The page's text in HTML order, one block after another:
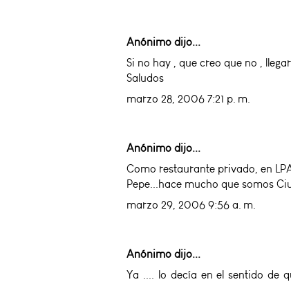
Anónimo dijo...
Si no hay , que creo que no ,
Saludos
marzo 28, 2006 7:21 p. m.
Anónimo dijo...
Como restaurante privado, en
Pepe...hace mucho que somos
marzo 29, 2006 9:56 a. m.
Anónimo dijo...
Ya .... lo decía en el sentido de